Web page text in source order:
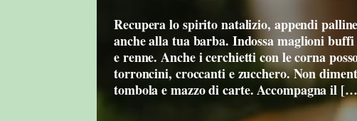
Recupera lo spirito natalizio, appendi
anche alla tua barba. Indossa maglioni
e renne. Anche i cerchietti con le corna
torroncini, croccanti e zucchero. Non
tombola e mazzo di carte. Accompagna il